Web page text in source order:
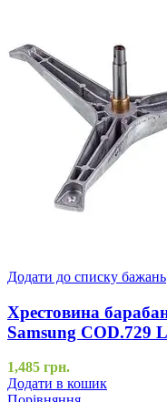
Додати до списку бажань
Хрестовина
Samsung COD.729
1,485 грн.
Додати в кошик